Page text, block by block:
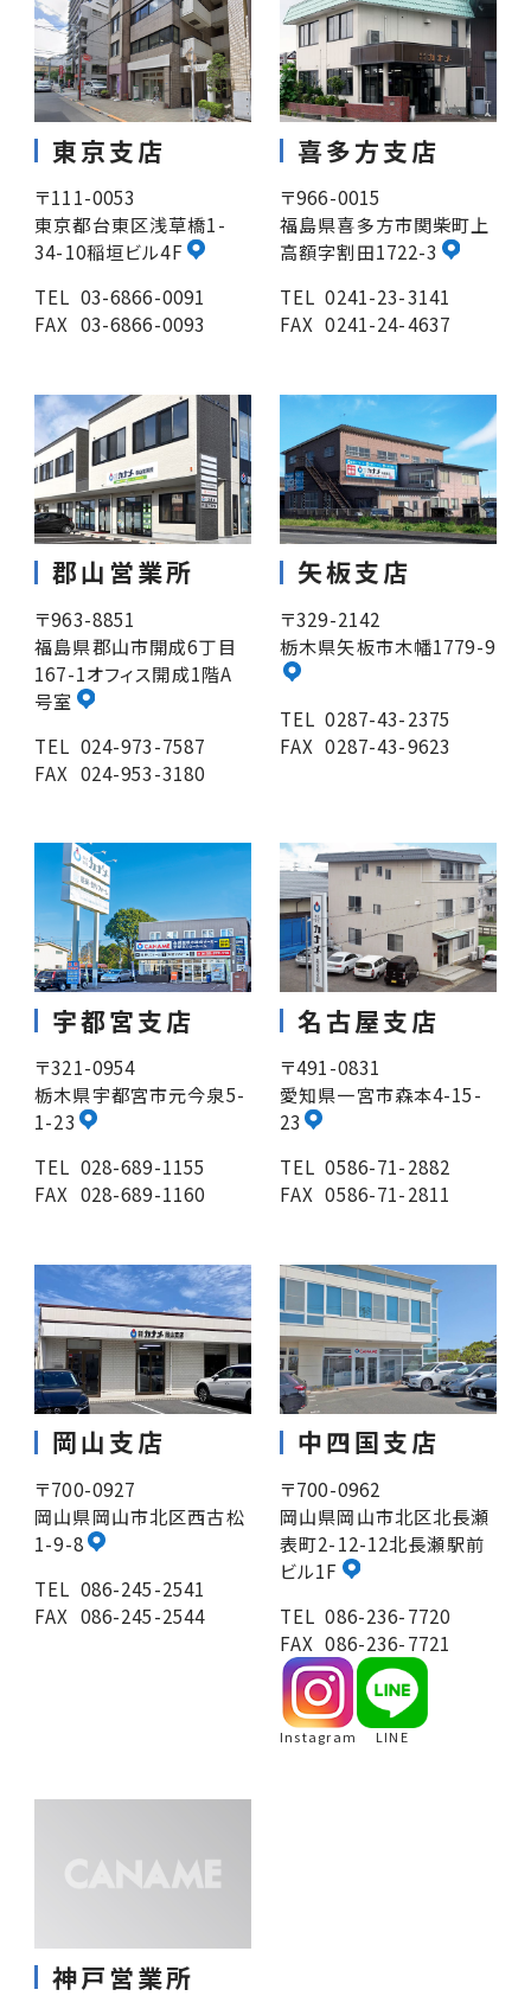
東京支店
〒111-0053
東京都台東区浅草橋1-
34-10稲垣ビル4F
TEL 03-6866-0091
FAX 03-6866-0093
喜多方支店
〒966-0015
福島県喜多方市関柴町上
高額字割田1722-3
TEL 0241-23-3141
FAX 0241-24-4637
郡山営業所
〒963-8851
福島県郡山市開成6丁目
167-1オフィス開成1階A
号室
TEL 024-973-7587
FAX 024-953-3180
矢板支店
〒329-2142
栃木県矢板市木幡1779-9
TEL 0287-43-2375
FAX 0287-43-9623
宇都宮支店
〒321-0954
栃木県宇都宮市元今泉5-
1-23
TEL 028-689-1155
FAX 028-689-1160
名古屋支店
〒491-0831
愛知県一宮市森本4-15-
23
TEL 0586-71-2882
FAX 0586-71-2811
岡山支店
〒700-0927
岡山県岡山市北区西古松
1-9-8
TEL 086-245-2541
FAX 086-245-2544
中四国支店
〒700-0962
岡山県岡山市北区北長瀬
表町2-12-12北長瀬駅前
ビル1F
TEL 086-236-7720
FAX 086-236-7721
Instagram LINE
神戸営業所